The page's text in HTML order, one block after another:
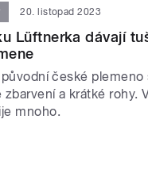
20. listopad 2023
Lüftnerka dávají
české
a krátké rohy.
mnoho.